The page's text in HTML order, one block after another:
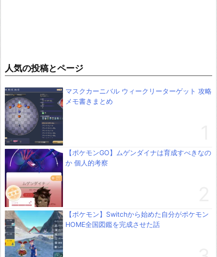
人気の投稿とページ
マスクカーニバル ウィークリーターゲット 攻略
メモ書きまとめ
【ポケモンGO】ムゲンダイナは育成すべきなの
か 個人的考察
【ポケモン】Switchから始めた自分がポケモン
HOME全国図鑑を完成させた話